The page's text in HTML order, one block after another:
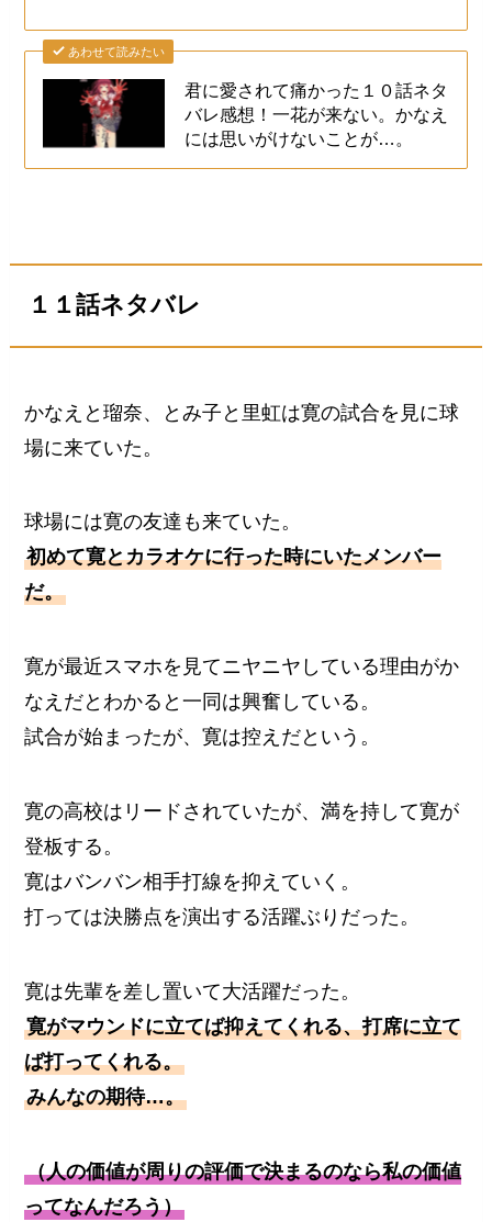
あわせて読みたい
君に愛されて痛かった１０話ネタ
バレ感想！一花が来ない。かなえ
には思いがけないことが…。
１１話ネタバレ
かなえと瑠奈、とみ子と里虹は寛の試合を見に球
場に来ていた。
球場には寛の友達も来ていた。
初めて寛とカラオケに行った時にいたメンバー
だ。
寛が最近スマホを見てニヤニヤしている理由がか
なえだとわかると一同は興奮している。
試合が始まったが、寛は控えだという。
寛の高校はリードされていたが、満を持して寛が
登板する。
寛はバンバン相手打線を抑えていく。
打っては決勝点を演出する活躍ぶりだった。
寛は先輩を差し置いて大活躍だった。
寛がマウンドに立てば抑えてくれる、打席に立て
ば打ってくれる。
みんなの期待…。
（人の価値が周りの評価で決まるのなら私の価値
ってなんだろう）